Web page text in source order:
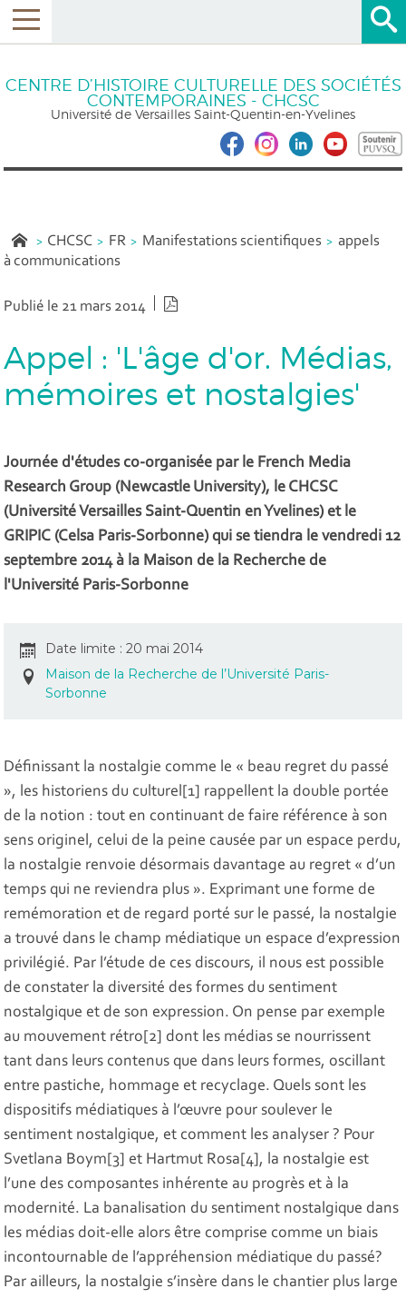
CENTRE D’HISTOIRE CULTURELLE DES SOCIÉTÉS
CONTEMPORAINES - CHCSC
Université de Versailles Saint-Quentin-en-Yvelines
CHCSC FR Manifestations scientifiques
appels
à communications
Publié le 21 mars 2014
Appel : 'L'âge d'or. Médias,
mémoires et nostalgies'
Journée d'études co-organisée par le French Media
Research Group (Newcastle University), le CHCSC
(Université Versailles Saint-Quentin en Yvelines) et le
GRIPIC (Celsa Paris-Sorbonne) qui se tiendra le vendredi 12
septembre 2014 à la Maison de la Recherche de
l'Université Paris-Sorbonne
Date limite : 20 mai 2014
Maison de la Recherche de l’Université Paris-
Sorbonne
Définissant la nostalgie comme le « beau regret du passé
», les historiens du culturel[1] rappellent la double portée
de la notion : tout en continuant de faire référence à son
sens originel, celui de la peine causée par un espace perdu,
la nostalgie renvoie désormais davantage au regret « d’un
temps qui ne reviendra plus ». Exprimant une forme de
remémoration et de regard porté sur le passé, la nostalgie
a trouvé dans le champ médiatique un espace d’expression
privilégié. Par l’étude de ces discours, il nous est possible
de constater la diversité des formes du sentiment
nostalgique et de son expression. On pense par exemple
au mouvement rétro[2] dont les médias se nourrissent
tant dans leurs contenus que dans leurs formes, oscillant
entre pastiche, hommage et recyclage. Quels sont les
dispositifs médiatiques à l’œuvre pour soulever le
sentiment nostalgique, et comment les analyser ? Pour
Svetlana Boym[3] et Hartmut Rosa[4], la nostalgie est
l’une des composantes inhérente au progrès et à la
modernité. La banalisation du sentiment nostalgique dans
les médias doit-elle alors être comprise comme un biais
incontournable de l’appréhension médiatique du passé?
Par ailleurs, la nostalgie s’insère dans le chantier plus large